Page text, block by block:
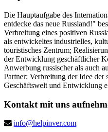
Die Hauptaufgabe des
entdecke das neue Russland!"
Verbreitung eines positiven
als entwickeltes industrielles,
touristisches Zentrum;
der Entwicklung geschäftlicher
Anwerbung russischer als auch
Partner; Verbreitung der Idee der
Geschäftswelt und Entwicklung
Kontakt mit uns
info@helpinver.com